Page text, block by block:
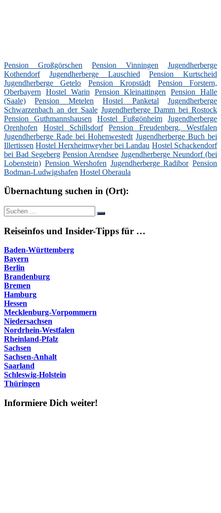
Pension Großgörschen Pension Vinningen
Jugendherberge
Kothendorf
Jugendherberge Lauschied
Pension Kurtscheid
Jugendherberge Getelo
Pension Kropstädt
Pension Forstern,
Oberbayern
Hostel Warin Pension Kleinaitingen
Pension Halle
(Saale)
Pension Metelen Hostel Panketal
Jugendherberge
Schwarzenbach an der Saale Jugendherberge Damm bei Rostock
Pension Guthmannshausen
Hostel Fußgönheim
Jugendherberge
Orenhofen
Hostel Schillsdorf
Pension Freudenberg, Westfalen
Jugendherberge Rade bei Hohenwestedt Jugendherberge Buch bei
Illertissen Hostel Herxheimweyher bei Landau Hostel Schackendorf
bei Bad Segeberg Pension Arendsee Jugendherberge Neundorf (bei
Lobenstein) Pension Wershofen Jugendherberge Radibor Pension
Bodman-Ludwigshafen Hostel Oberaula
Übernachtung suchen in (Ort):
Suche
nach:
Suchen
Reiseinfos und Insider-Tipps für …
Baden-Württemberg
Bayern
Berlin
Brandenburg
Bremen
Hamburg
Hessen
Mecklenburg-Vorpommern
Niedersachsen
Nordrhein-Westfalen
Rheinland-Pfalz
Sachsen
Sachsen-Anhalt
Saarland
Schleswig-Holstein
Thüringen
Informiere Dich weiter!